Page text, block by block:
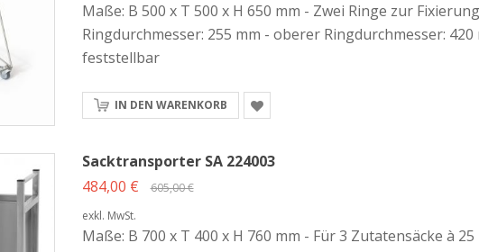
Maße: B 500 x T 500 x H 650 mm - Zwei Ringe zur
Ringdurchmesser: 255 mm - oberer Ringdurchmesser:
feststellbar
IN DEN WARENKORB
Sacktransporter SA 224003
484,00 €
605,00 €
exkl. MwSt.
Maße: B 700 x T 400 x H 760 mm - Für 3 Zutatensäcke à